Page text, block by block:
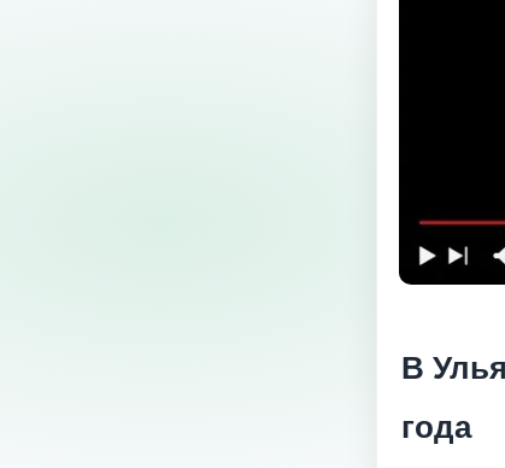
В
года